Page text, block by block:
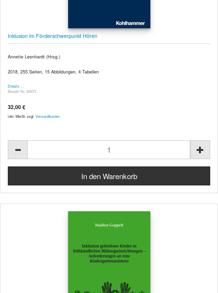
Inklusion im Förderschwerpunkt Hören
Annette Leonhardt (Hrsg.)
2018, 255 Seiten, 15 Abbildungen, 4 Tabellen
Details …
Bestell-Nr. 49373
32,00 €
inkl. MwSt. zzgl. Versandkosten